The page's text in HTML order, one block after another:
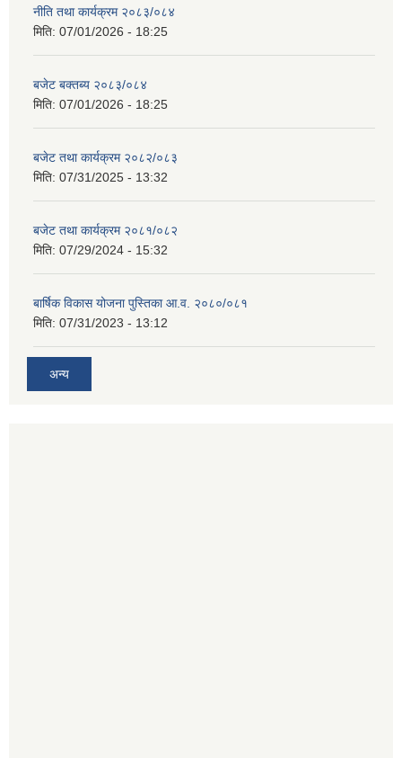
नीति तथा कार्यक्रम २०८३/०८४
मिति: 07/01/2026 - 18:25
बजेट बक्तब्य २०८३/०८४
मिति: 07/01/2026 - 18:25
बजेट तथा कार्यक्रम २०८२/०८३
मिति: 07/31/2025 - 13:32
बजेट तथा कार्यक्रम २०८१/०८२
मिति: 07/29/2024 - 15:32
बार्षिक विकास योजना पुस्तिका आ.व. २०८०/०८१
मिति: 07/31/2023 - 13:12
अन्य